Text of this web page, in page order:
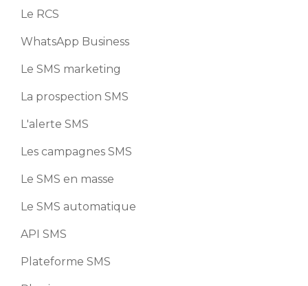
Le RCS
WhatsApp Business
Le SMS marketing
La prospection SMS
L'alerte SMS
Les campagnes SMS
Le SMS en masse
Le SMS automatique
API SMS
Plateforme SMS